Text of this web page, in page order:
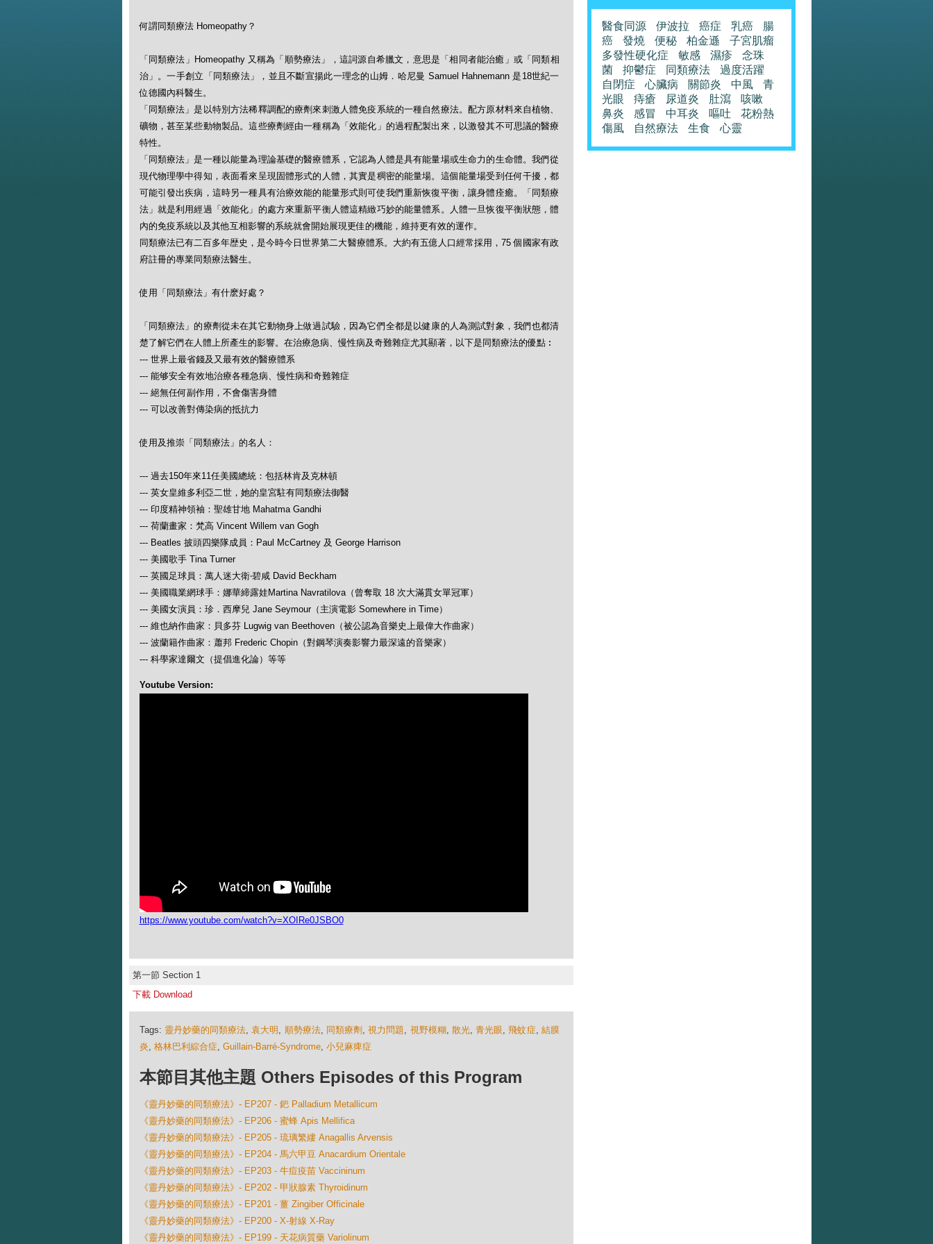
何謂同類療法 Homeopathy？
「同類療法」Homeopathy 又稱為「順勢療法」，這詞源自希臘文，意思是「相同者能治癒」或「同類相
治」。一手創立「同類療法」，並且不斷宣揚此一理念的山姆．哈尼曼 Samuel Hahnemann 是18世紀一
位德國內科醫生。
「同類療法」是以特別方法稀釋調配的療劑來刺激人體免疫系統的一種自然療法。配方原材料來自植物、
礦物，甚至某些動物製品。這些療劑經由一種稱為「效能化」的過程配製出來，以激發其不可思議的醫療
特性。
「同類療法」是一種以能量為理論基礎的醫療體系，它認為人體是具有能量場或生命力的生命體。我們從
現代物理學中得知，表面看來呈現固體形式的人體，其實是稠密的能量場。這個能量場受到任何干擾，都
可能引發出疾病，這時另一種具有治療效能的能量形式則可使我們重新恢復平衡，讓身體痊癒。「同類療
法」就是利用經過「效能化」的處方來重新平衡人體這精緻巧妙的能量體系。人體一旦恢復平衡狀態，體
內的免疫系統以及其他互相影響的系統就會開始展現更佳的機能，維持更有效的運作。
同類療法已有二百多年歴史，是今時今日世界第二大醫療體系。大約有五億人口經常採用，75 個國家有政
府註冊的專業同類療法醫生。
使用「同類療法」有什麽好處？
「同類療法」的療劑從未在其它動物身上做過試驗，因為它們全都是以健康的人為測試對象，我們也都清
楚了解它們在人體上所產生的影響。在治療急病、慢性病及奇難雜症尤其顯著，以下是同類療法的優點︰
--- 世界上最省錢及又最有效的醫療體系
--- 能够安全有效地治療各種急病、慢性病和奇難雜症
--- 絕無任何副作用，不會傷害身體
--- 可以改善對傳染病的抵抗力
使用及推崇「同類療法」的名人：
--- 過去150年來11任美國總統：包括林肯及克林頓
--- 英女皇維多利亞二世，她的皇宮駐有同類療法御醫
--- 印度精神領袖：聖雄甘地 Mahatma Gandhi
--- 荷蘭畫家：梵高 Vincent Willem van Gogh
--- Beatles 披頭四樂隊成員：Paul McCartney 及 George Harrison
--- 美國歌手 Tina Turner
--- 英國足球員：萬人迷大衛‧碧咸 David Beckham
--- 美國職業網球手：娜華締露娃Martina Navratilova（曾奪取 18 次大滿貫女單冠軍）
--- 美國女演員：珍．西摩兒 Jane Seymour（主演電影 Somewhere in Time）
--- 維也納作曲家：貝多芬 Lugwig van Beethoven（被公認為音樂史上最偉大作曲家）
--- 波蘭籍作曲家：蕭邦 Frederic Chopin（對鋼琴演奏影響力最深遠的音樂家）
--- 科學家達爾文（提倡進化論）等等
Youtube Version:
https://www.youtube.com/watch?v=XOIRe0JSBO0
第一節 Section 1
下載 Download
Tags: 靈丹妙藥的同類療法,袁大明 , 順勢療法, 同類療劑 ,視力問題, 視野模糊, 散光,青光眼,飛蚊症, 結膜
炎, 格林巴利綜合症, Guillain-Barré-Syndrome, 小兒麻痺症
本節目其他主題 Others Episodes of this Program
《靈丹妙藥的同類療法》- EP207 - 鈀 Palladium Metallicum
《靈丹妙藥的同類療法》- EP206 - 蜜蜂 Apis Mellifica
《靈丹妙藥的同類療法》- EP205 - 琉璃繁縷 Anagallis Arvensis
《靈丹妙藥的同類療法》- EP204 - 馬六甲豆 Anacardium Orientale
《靈丹妙藥的同類療法》- EP203 - 牛痘疫苗 Vaccininum
《靈丹妙藥的同類療法》- EP202 - 甲狀腺素 Thyroidinum
《靈丹妙藥的同類療法》- EP201 - 薑 Zingiber Officinale
《靈丹妙藥的同類療法》- EP200 - X-射線 X-Ray
《靈丹妙藥的同類療法》- EP199 - 天花病質藥 Variolinum
醫食同源 伊波拉 癌症 乳癌
腸
癌
發燒 便秘 柏金遜
子宮肌瘤
多發性硬化症
敏感 濕疹
念珠
菌
抑鬱症 同類療法
過度活躍
自閉症
心臟病 關節炎 中風
青
光眼
痔瘡 尿道炎 肚瀉
咳嗽
鼻炎
感冒 中耳炎 嘔吐
花粉熱
傷風
自然療法 生食 心靈